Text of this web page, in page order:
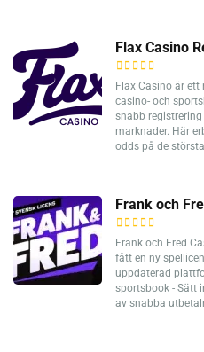
Flax Casino
Flax Casino är ett
casino- och
snabb
marknader. Här
odds på de
Frank och
Frank och Fred
fått en ny
uppdaterad
sportsbook - Sätt
av snabba